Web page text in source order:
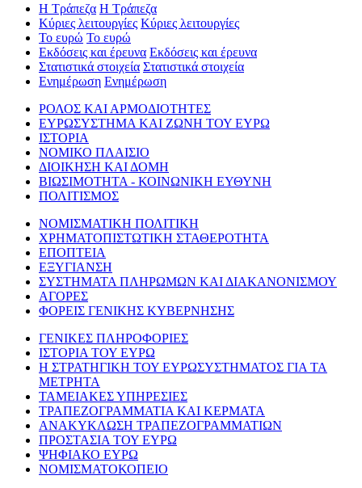
Η Τράπεζα Η Τράπεζα
Κύριες λειτουργίες Κύριες λειτουργίες
Το ευρώ Το ευρώ
Εκδόσεις και έρευνα Εκδόσεις και έρευνα
Στατιστικά στοιχεία Στατιστικά στοιχεία
Ενημέρωση Ενημέρωση
ΡΟΛΟΣ ΚΑΙ ΑΡΜΟΔΙΟΤΗΤΕΣ
ΕΥΡΩΣΥΣΤΗΜΑ ΚΑΙ ΖΩΝΗ ΤΟΥ ΕΥΡΩ
ΙΣΤΟΡΙΑ
ΝΟΜΙΚΟ ΠΛΑΙΣΙΟ
ΔΙΟΙΚΗΣΗ ΚΑΙ ΔΟΜΗ
ΒΙΩΣΙΜΟΤΗΤΑ - ΚΟΙΝΩΝΙΚΗ ΕΥΘΥΝΗ
ΠΟΛΙΤΙΣΜΟΣ
ΝΟΜΙΣΜΑΤΙΚΗ ΠΟΛΙΤΙΚΗ
ΧΡΗΜΑΤΟΠΙΣΤΩΤΙΚΗ ΣΤΑΘΕΡΟΤΗΤΑ
ΕΠΟΠΤΕΙΑ
ΕΞΥΓΙΑΝΣΗ
ΣΥΣΤΗΜΑΤΑ ΠΛΗΡΩΜΩΝ ΚΑΙ ΔΙΑΚΑΝΟΝΙΣΜΟΥ
ΑΓΟΡΕΣ
ΦΟΡΕΙΣ ΓΕΝΙΚΗΣ ΚΥΒΕΡΝΗΣΗΣ
ΓΕΝΙΚΕΣ ΠΛΗΡΟΦΟΡΙΕΣ
ΙΣΤΟΡΙΑ ΤΟΥ ΕΥΡΩ
Η ΣΤΡΑΤΗΓΙΚΗ ΤΟΥ ΕΥΡΩΣΥΣΤΗΜΑΤΟΣ ΓΙΑ ΤΑ
ΜΕΤΡΗΤΑ
ΤΑΜΕΙΑΚΕΣ ΥΠΗΡΕΣΙΕΣ
ΤΡΑΠΕΖΟΓΡΑΜΜΑΤΙΑ ΚΑΙ ΚΕΡΜΑΤΑ
ΑΝΑΚΥΚΛΩΣΗ ΤΡΑΠΕΖΟΓΡΑΜΜΑΤΙΩΝ
ΠΡΟΣΤΑΣΙΑ ΤΟΥ ΕΥΡΩ
ΨΗΦΙΑΚΟ ΕΥΡΩ
ΝΟΜΙΣΜΑΤΟΚΟΠΕΙΟ